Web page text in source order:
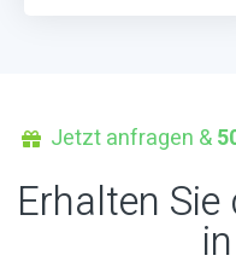
Jetzt anfragen &
Erhalten Sie